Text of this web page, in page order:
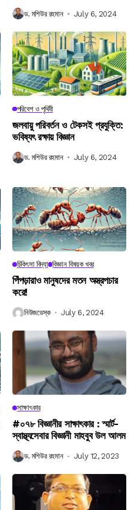
ড. মশিউর রহমান July 6, 2024
পরিবেশ ও পৃথিবী
জলবায়ু পরিবর্তন ও টেকসই প্রযুক্তি:
ভবিষ্যৎ রক্ষায় বিজ্ঞান
ড. মশিউর রহমান July 6, 2024
চিকিৎসা বিদ্যা বিজ্ঞান বিষয়ক খবর
পিঁপড়ারাও মানুষদের মতন অস্ত্রপচার
করে!
নিউজডেস্ক July 6, 2024
সাক্ষাৎকার
#০৭৮ বিজ্ঞানীর সাক্ষাৎকার : স্মার্ট-
স্বাস্থ্যসেবার বিজ্ঞানী মাহবুব উল আলম
ড. মশিউর রহমান July 12, 2023